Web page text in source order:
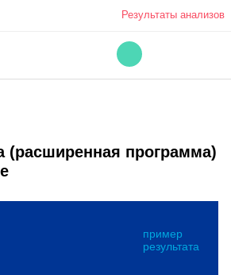
Результаты анализов
программа)
пример
результата